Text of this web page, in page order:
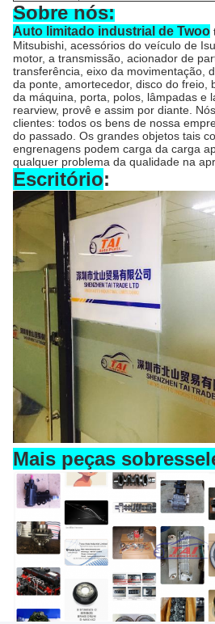
Sobre nós:
Auto limitado industrial de Twoo
Mitsubishi, acessórios do veículo de
motor, a transmissão, acionador de
transferência, eixo da movimentação,
da ponte, amortecedor, disco do freio,
da máquina, porta, polos, lâmpadas e
rearview, provê e assim por diante.
clientes: todos os bens de nossa
do passado. Os grandes objetos tais
engrenagens podem carga da carga
qualquer problema da qualidade na
Escritório:
Mais peças
Good day, what product are you